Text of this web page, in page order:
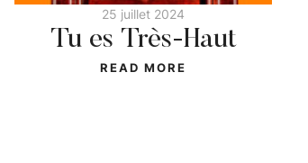
25 juillet 2024
Tu es Très-Haut
READ MORE